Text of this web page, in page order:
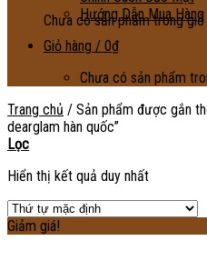
Chưa có sản phẩm trong giỏ
Hướng Dẫn Mua Hàng
Giỏ hàng / 0₫
Chưa có sản phẩm
Trang chủ / Sản phẩm được gắn
dearglam hàn quốc”
Lọc
Hiển thị kết quả duy nhất
Giảm giá!